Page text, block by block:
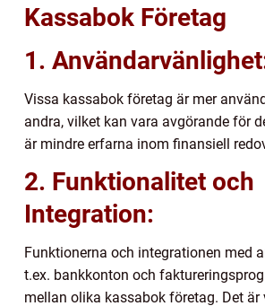
Kassabok Företag
1.
Vissa kassabok företag är mer
andra, vilket kan vara avgörande för
är mindre erfarna inom finansiell
2. Funktionalitet och
Integration:
Funktionerna och integrationen med
t.ex. bankkonton och
mellan olika kassabok företag. Det